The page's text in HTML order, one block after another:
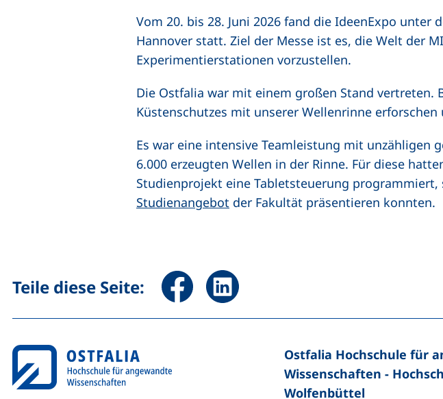
Vom 20. bis 28. Juni 2026 fand die IdeenExpo unter
Hannover statt. Ziel der Messe ist es, die Welt der
Experimentierstationen vorzustellen.
Die Ostfalia war mit einem großen Stand vertreten.
Küstenschutzes mit unserer Wellenrinne
Es war eine intensive Teamleistung mit unzähligen
6.000 erzeugten Wellen in der Rinne. Für diese
Studienprojekt eine Tabletsteuerung
Studienangebot der Fakultät präsentieren konnten.
Teile diese Seite: Seite über Facebook teilen (externer Link, öffnet
Seite über LinkedIn teilen (externer Link,
Ostfalia Hochschule für
Wissenschaften -
Wolfenbüttel